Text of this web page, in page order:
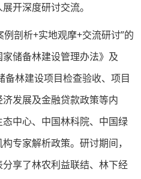
开深度研讨交流。
剖析+实地观摩+交流研讨”的
储备林建设管理办法》及
林建设项目检查验收、项目
发展及金融贷款政策等内
中心、中国林科院、中国绿
专家解析政策。研讨期间，
享了林农利益联结、林下经